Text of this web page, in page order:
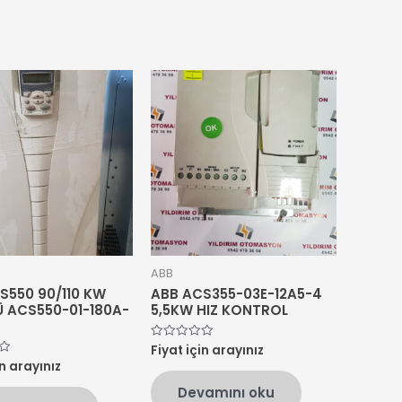
90/110 KW
ACS550-01-180A-
arayınız
ABB
ABB ACS355-03E-12A5-4
5,5KW HIZ KONTROL
5
üzerinden
oy
aldı
Fiyat için arayınız
Devamını oku